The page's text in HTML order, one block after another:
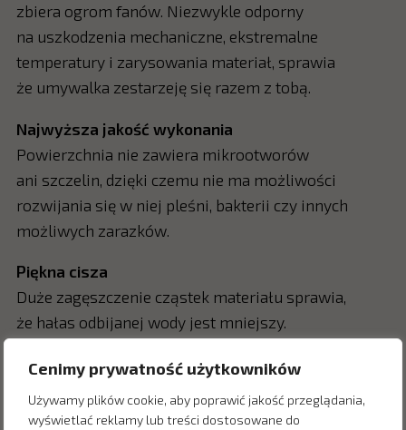
Cenimy prywatność użytkowników
Używamy plików cookie, aby poprawić jakość przeglądania,
wyświetlać reklamy lub treści dostosowane do
zbiera ogrom fanów. Niezwykle odporny
na uszkodzenia mechaniczne, ekstremalne
temperatury i zarysowania materiał, sprawia
że umywalka zestarzeję się razem z tobą.
Najwyższa jakość wykonania
Powierzchnia nie zawiera mikrootworów
ani szczelin, dzięki czemu nie ma możliwości
rozwijania się w niej pleśni, bakterii czy innych
możliwych zarazków.
Piękna cisza
Duże zagęszczenie cząstek materiału sprawia,
że hałas odbijanej wody jest mniejszy.
Zapytaj o cenę w salonie: